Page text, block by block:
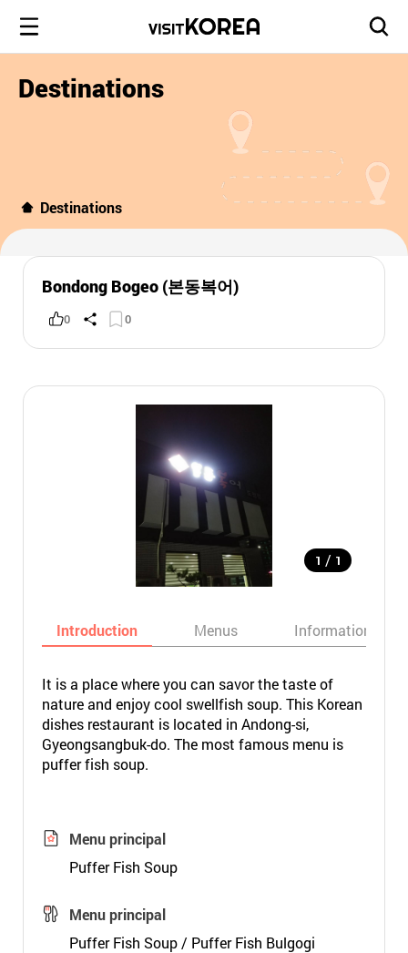
Destinations
Destinations
Bondong Bogeo (본동복어)
0 0
1 / 1
Introduction Menus Informations
It is a place where you can savor the taste of
nature and enjoy cool swellfish soup. This Korean
dishes restaurant is located in Andong-si,
Gyeongsangbuk-do. The most famous menu is
puffer fish soup.
Menu principal
Puffer Fish Soup
Menu principal
Puffer Fish Soup / Puffer Fish Bulgogi